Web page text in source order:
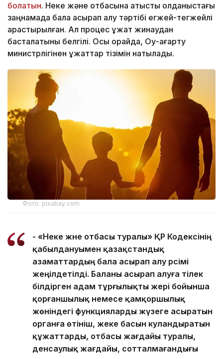
болатын. Неке және отбасына қатысты қолданыстағы
заңнамада бала асырап алу тәртібі егжей-тегжейлі
қарастырылған. Ал процес құжат жинаудан
басталатыны белгілі. Осы орайда, Оқу-ағарту
министрлігінен құжаттар тізімін нақтыладық.
Фото: pixabay.com
- «Неке және отбасы туралы» ҚР Кодексінің
қабылдануымен қазақстандық
азаматтардың бала асырап алу рәсімі
жеңілдетілді. Баланы асырап алуға тілек
білдірген адам тұрғылықты жері бойынша
қорғаншылық немесе қамқоршылық
жөніндегі функцияларды жүзеге асыратын
органға өтініш, жеке басын куәландыратын
құжаттарды, отбасы жағдайы туралы,
денсаулық жағдайы, сотталмағандығы